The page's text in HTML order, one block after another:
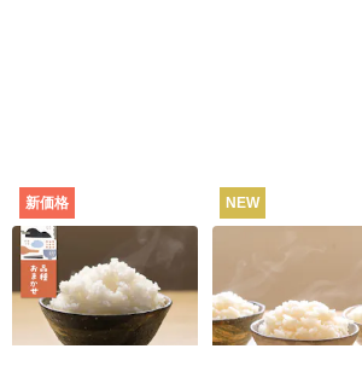
新価格
田んぼと食卓むすぶ
お米（品種おまか
せ） [定期宅配]
702
NEW
ット（白米・3種